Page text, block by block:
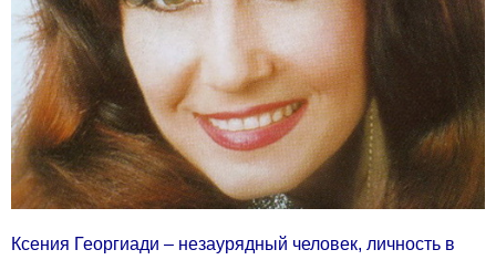
Ксения Георгиади – незаурядный человек, личность в